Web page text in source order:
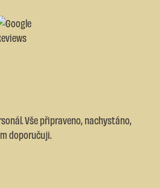
Vše připraveno, nachystáno,
doporučuji.